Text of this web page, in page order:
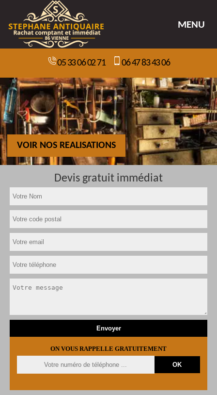
MENU
05 33 06 02 71 06 47 83 43 06
VOIR NOS REALISATIONS
Devis gratuit immédiat
ON VOUS RAPPELLE GRATUITEMENT